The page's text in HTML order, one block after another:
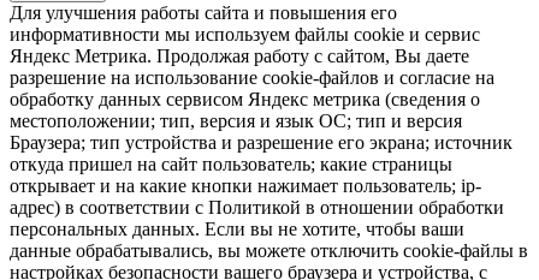
Для улучшения работы сайта и повышения его
информативности мы используем файлы cookie и сервис
Яндекс Метрика. Продолжая работу с сайтом, Вы даете
разрешение на использование cookie-файлов и согласие на
обработку данных сервисом Яндекс метрика (сведения о
местоположении; тип, версия и язык ОС; тип и версия
Браузера; тип устройства и разрешение его экрана; источник
откуда пришел на сайт пользователь; какие страницы
открывает и на какие кнопки нажимает пользователь; ip-
адрес) в соответствии с Политикой в отношении обработки
персональных данных. Если вы не хотите, чтобы ваши
данные обрабатывались, вы можете отключить cookie-файлы в
настройках безопасности вашего браузера и устройства, с